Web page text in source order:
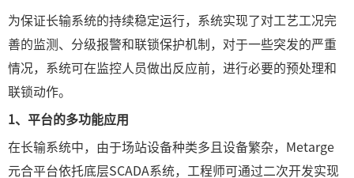
为保证长输系统的持续稳定运行，系统实现了对工艺工况完
善的监测、分级报警和联锁保护机制，对于一些突发的严重
情况，系统可在监控人员做出反应前，进行必要的预处理和
联锁动作。
1、 平台的多功能应用
在长输系统中，由于场站设备种类多且设备繁杂，Metarge
元合平台依托底层SCADA系统，工程师可通过二次开发实现